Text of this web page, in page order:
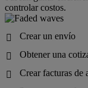
controlar costos.

Crear un envío

Obtener una

Crear facturas de